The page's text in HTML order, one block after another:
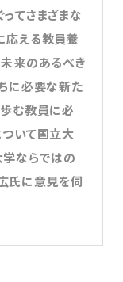
てさまざまな
応える教員養
来のあるべき
に必要な新た
む教員に必
いて国立大
ならではの
氏に意見を伺